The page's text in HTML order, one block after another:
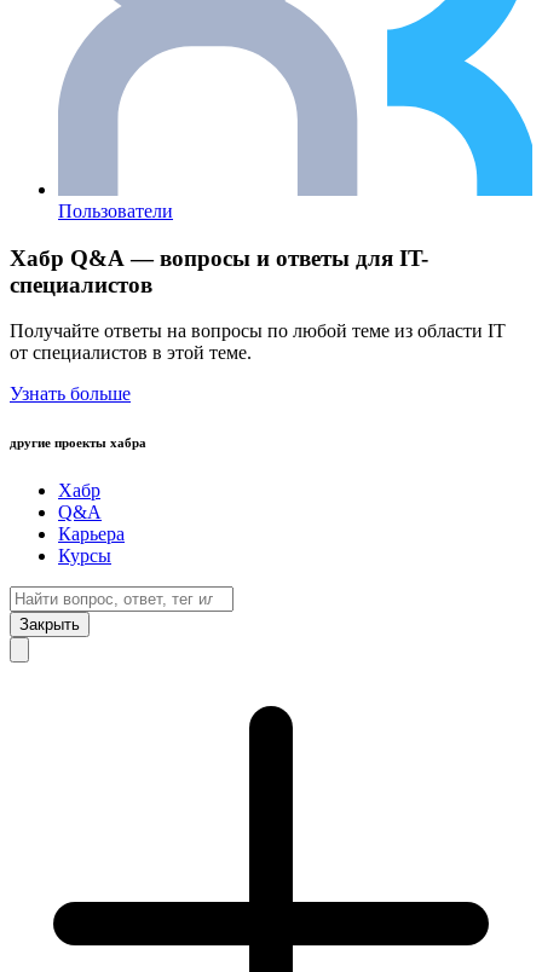
Пользователи
Хабр Q&A — вопросы и ответы для IT-
специалистов
Получайте ответы на вопросы по любой теме из области IT
от специалистов в этой теме.
Узнать больше
другие проекты хабра
Хабр
Q&A
Карьера
Курсы
Закрыть